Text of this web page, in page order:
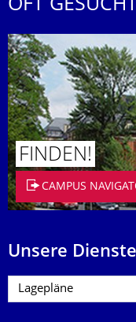
OFT GESUCHT
FINDEN!
CAMPUS
Unsere Dienste